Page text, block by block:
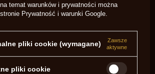
Masz pytania?
M8X1.25 (6 MM) WHITWORTH,
temat warunków i prywatności można
Prywatność i warunki Google
pliki cookie (wymagane)
Zawsze
aktywne
pliki cookie